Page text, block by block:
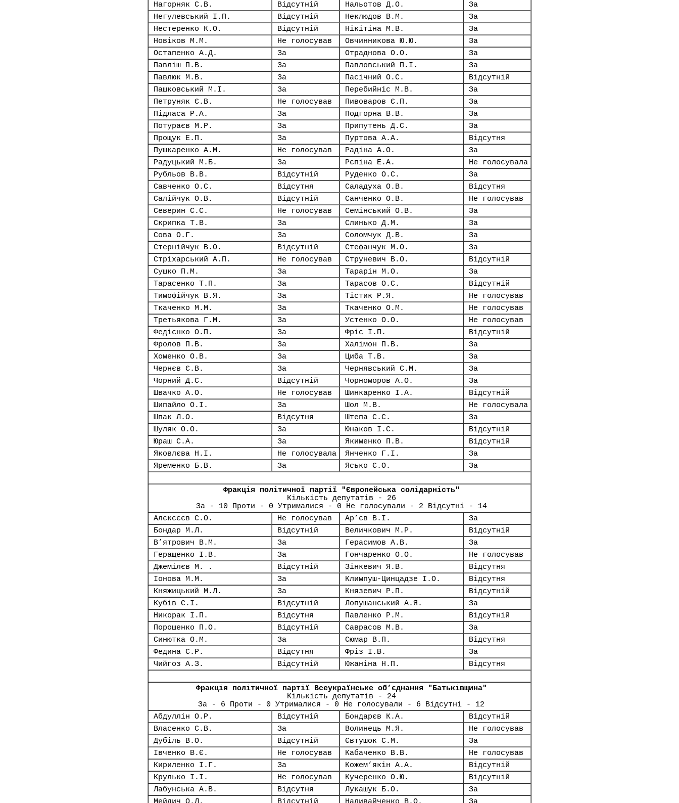
Нагорняк С.В.
Відсутній Нальотов Д.О.
За
Негулевський І.П.
Відсутній Неклюдов В.М.
За
Нестеренко К.О.
Відсутній Нікітіна М.В.
За
Новіков М.М.
Не голосував Овчинникова Ю.Ю.
За
Остапенко А.Д.
За Отраднова О.О.
За
Павліш П.В.
За Павловський П.І.
За
Павлюк М.В.
За Пасічний О.С.
Відсутній
Пашковський М.І.
За Перебийніс М.В.
За
Петруняк Є.В.
Не голосував Пивоваров Є.П.
За
Підласа Р.А.
За Подгорна В.В.
За
Потураєв М.Р.
За Припутень Д.С.
За
Прощук Е.П.
За Пуртова А.А.
Відсутня
Пушкаренко А.М.
Не голосував Радіна А.О.
За
Радуцький М.Б.
За Рєпіна Е.А.
Не голосувала
Рубльов В.В.
Відсутній Руденко О.С.
За
Савченко О.С.
Відсутня Саладуха О.В.
Відсутня
Салійчук О.В.
Відсутній Санченко О.В.
Не голосував
Северин С.С.
Не голосував Семінський О.В.
За
Скрипка Т.В.
За Слинько Д.М.
За
Сова О.Г.
За Соломчук Д.В.
За
Стернійчук В.О.
Відсутній Стефанчук М.О.
За
Стріхарський А.П.
Не голосував Струневич В.О.
Відсутній
Сушко П.М.
За Тарарін М.О.
За
Тарасенко Т.П.
За Тарасов О.С.
Відсутній
Тимофійчук В.Я.
За Тістик Р.Я.
Не голосував
Ткаченко М.М.
За Ткаченко О.М.
Не голосував
Третьякова Г.М.
За Устенко О.О.
Не голосував
Федієнко О.П.
За Фріс І.П.
Відсутній
Фролов П.В.
За Халімон П.В.
За
Хоменко О.В.
За Циба Т.В.
За
Чернєв Є.В.
За Чернявський С.М.
За
Чорний Д.С.
Відсутній Чорноморов А.О.
За
Швачко А.О.
Не голосував Шинкаренко І.А.
Відсутній
Шипайло О.І.
За Шол М.В.
Не голосувала
Шпак Л.О.
Відсутня Штепа С.С.
За
Шуляк О.О.
За Юнаков І.С.
Відсутній
Юраш С.А.
За Якименко П.В.
Відсутній
Яковлєва Н.І.
Не голосувала Янченко Г.І.
За
Яременко Б.В.
За Ясько Є.О. За
Фракція політичної партії "Європейська солідарність"
Кількість депутатів - 26
За - 10 Проти - 0 Утрималися - 0 Не голосували - 2 Відсутні - 14
Алєксєєв С.О.
Не голосував Ар’єв В.І.
За
Бондар М.Л.
Відсутній Величкович М.Р.
Відсутній
В’ятрович В.М.
За Герасимов А.В.
За
Геращенко І.В.
За Гончаренко О.О.
Не голосував
Джемілєв М. .
Відсутній Зінкевич Я.В.
Відсутня
Іонова М.М.
За Климпуш-Цинцадзе І.О.
Відсутня
Княжицький М.Л.
За Князевич Р.П.
Відсутній
Кубів С.І.
Відсутній Лопушанський А.Я.
За
Никорак І.П.
Відсутня Павленко Р.М.
Відсутній
Порошенко П.О.
Відсутній Саврасов М.В.
За
Синютка О.М.
За Сюмар В.П.
Відсутня
Федина С.Р.
Відсутня Фріз І.В.
За
Чийгоз А.З.
Відсутній Южаніна Н.П. Відсутня
Фракція політичної партії Всеукраїнське об’єднання "Батьківщина"
Кількість депутатів - 24
За - 6 Проти - 0 Утрималися - 0 Не голосували - 6 Відсутні - 12
Абдуллін О.Р.
Відсутній Бондарєв К.А.
Відсутній
Власенко С.В.
За Волинець М.Я.
Не голосував
Дубіль В.О.
Відсутній Євтушок С.М.
За
Івченко В.Є.
Не голосував Кабаченко В.В.
Не голосував
Кириленко І.Г.
За Кожем’якін А.А.
Відсутній
Крулько І.І.
Не голосував Кучеренко О.Ю.
Відсутній
Лабунська А.В.
Відсутня Лукашук Б.О.
За